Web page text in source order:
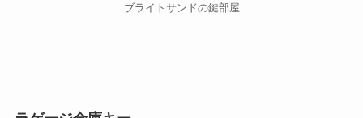
ブライトサンドの鍵部屋